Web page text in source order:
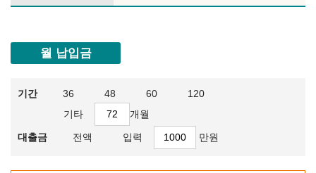
월 납입금
기간 36 48 60
120
기타
개월
대출금 전액 입력 만원